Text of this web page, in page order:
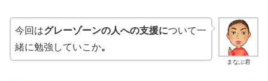
まなぶ君
今回はグレーゾーンの人への支援について一
緒に勉強していこか。